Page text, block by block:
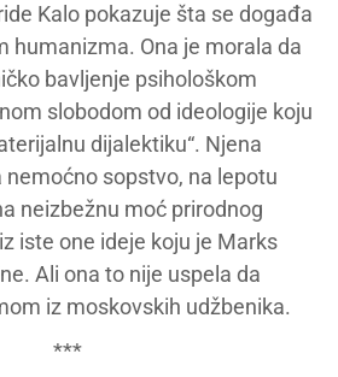
Kalo pokazuje šta se događa
humanizma. Ona je morala da
bavljenje psihološkom
slobodom od ideologije koju
dijalektiku“. Njena
sopstvo, na lepotu
neizbežnu moć prirodnog
iste one ideje koju je Marks
Ali ona to nije uspela da
iz moskovskih udžbenika.
***